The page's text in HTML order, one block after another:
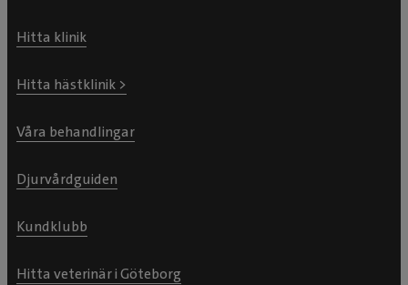
Hitta klinik
Hitta hästklinik >
Våra behandlingar
Djurvårdguiden
Kundklubb
Hitta veterinär i Göteborg